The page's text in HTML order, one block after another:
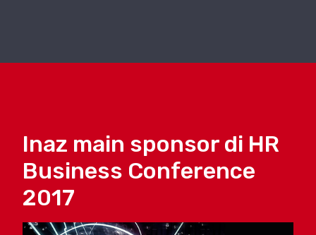
Inaz main sponsor di HR
Business Conference
2017